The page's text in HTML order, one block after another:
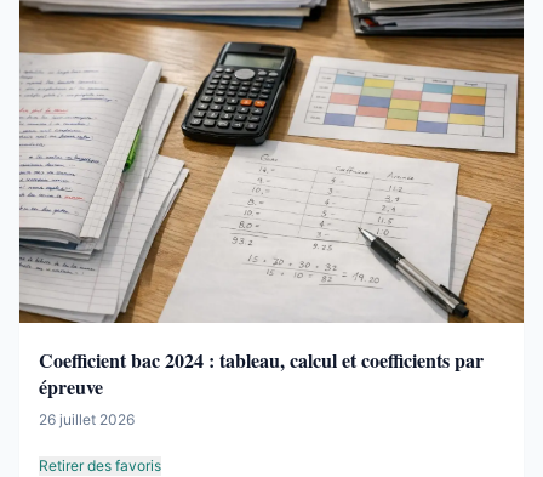
Coefficient bac 2024 : tableau, calcul et coefficients par
épreuve
26 juillet 2026
Retirer des favoris